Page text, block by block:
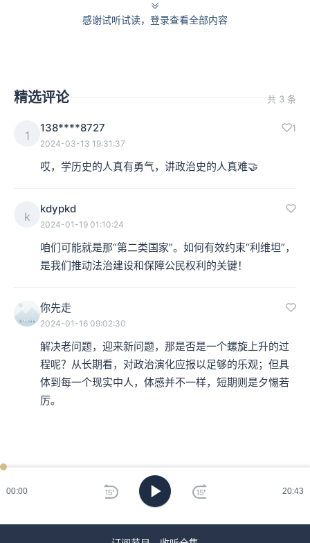
00:00 20:43
第二，人类逐渐拥有了一系列有效约束国家的政治发明。
只能够在限定的轨道内运行。 当然，今天仍然有许多国家
还没有实现对于国家的有效约束，约束利维坦的任务仍然
成就。
本集编辑：山楂、林深
感谢试听试读，登录查看全部内容
精选评论 共 3 条
1
138****8727 1
2024-03-13 19:31:37
哎，学历史的人真有勇气，讲政治史的人真难🤝
k
kdypkd
2024-01-19 01:10:24
咱们可能就是那“第二类国家”。如何有效约束“利维坦”，
是我们推动法治建设和保障公民权利的关键！
你先走
2024-01-16 09:02:30
解决老问题，迎来新问题，那是否是一个螺旋上升的过
程呢？从长期看，对政治演化应报以足够的乐观；但具
体到每一个现实中人，体感并不一样，短期则是夕惕若
厉。